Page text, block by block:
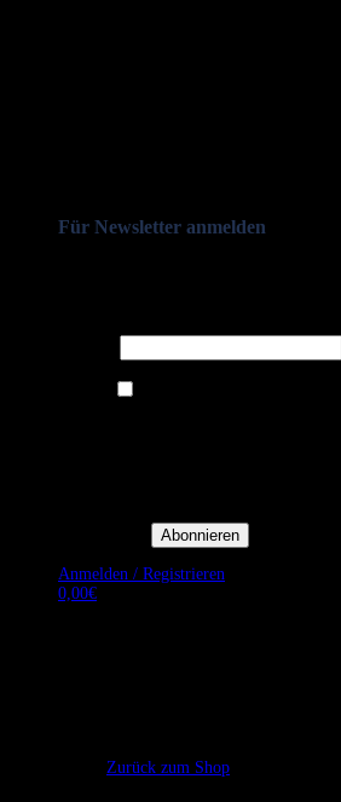
Für Newsletter anmelden
Anmelden / Registrieren
0,00€
Zurück zum Shop